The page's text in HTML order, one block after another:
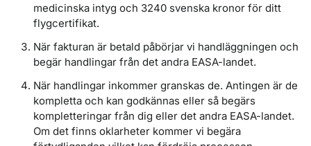
medicinska intyg och 3240 svenska kronor för ditt
flygcertifikat.
När fakturan är betald påbörjar vi handläggningen och
begär handlingar från det andra EASA-landet.
När handlingar inkommer granskas de. Antingen är de
kompletta och kan godkännas eller så begärs
kompletteringar från dig eller det andra EASA-landet.
Om det finns oklarheter kommer vi begära